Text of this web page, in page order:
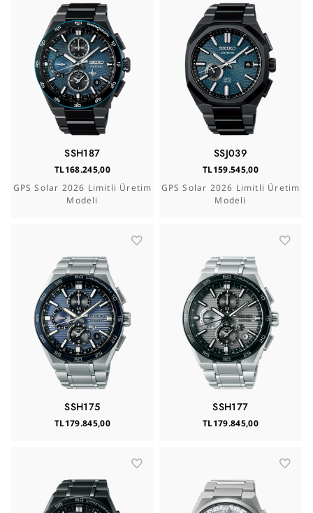
SSH187
TL168.245,00
GPS Solar 2026 Limitli Üretim
Modeli
SSJ039
TL159.545,00
GPS Solar 2026 Limitli Üretim
Modeli
SSH175
TL179.845,00
SSH177
TL179.845,00